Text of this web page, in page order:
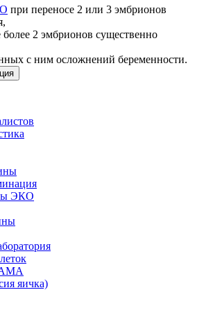
при переносе 2 или 3 эмбрионов
более 2 эмбрионов существенно
с ним осложнений беременности.
ЭКО
яичка)